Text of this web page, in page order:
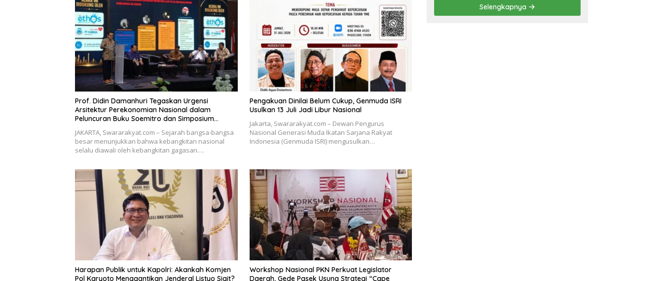
Prof. Didin Damanhuri Tegaskan Urgensi
Arsitektur Perekonomian Nasional dalam
Peluncuran Buku Soemitro dan Simposium
JAKARTA, Swararakyat.com – Sejarah bangsa-bangsa
besar menunjukkan bahwa kebangkitan nasional
selalu diawali oleh kebangkitan gagasan….
Pengakuan Dinilai Belum Cukup, Genmuda ISRI
Usulkan 13 Juli Jadi Libur Nasional
Jakarta, Swararakyat.com – Dewan Pengurus
Nasional Generasi Muda Ikatan Sarjana Rakyat
Indonesia (Genmuda ISRI) mengusulkan…
Harapan Publik untuk Kapolri: Akankah Komjen
Pol Karyoto Menggantikan Jenderal Listyo Sigit?
Workshop Nasional PKN Perkuat Legislator
Daerah, Gede Pasek Usung Strategi “Cape
Selengkapnya